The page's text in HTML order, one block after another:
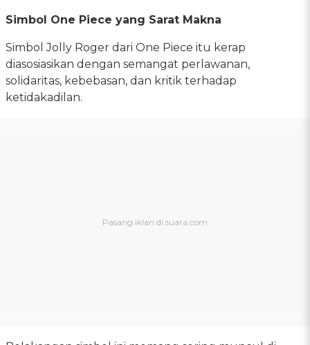
Simbol One Piece yang Sarat Makna
Simbol Jolly Roger dari One Piece itu kerap
diasosiasikan dengan semangat perlawanan,
solidaritas, kebebasan, dan kritik terhadap
ketidakadilan.